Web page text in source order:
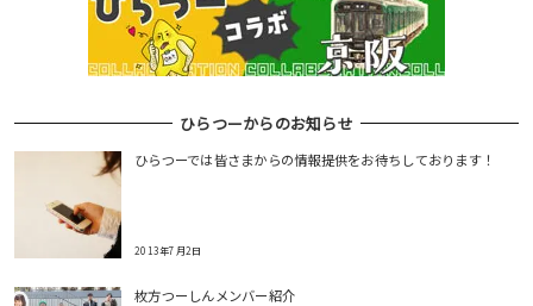
ひらつーからのお知らせ
ひらつーでは皆さまからの情報提供をお待ちしております！
2013年7月2日
枚方つーしんメンバー紹介